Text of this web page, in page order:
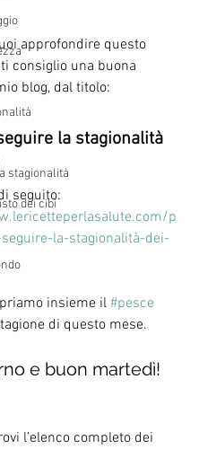
stagionalità
dei cibi
approfondire questo
consiglio una buona
blog, dal titolo:
la stagionalità
seguito:
p
la-stagionalità-dei-
insieme il #pesce
di questo mese.
e buon martedì!
l’elenco completo dei